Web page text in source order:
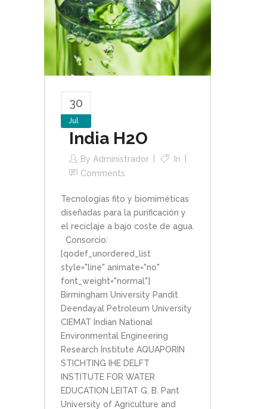
30
Jul
India H2O
By Administrador
In
Comments
Tecnologías fito y biomiméticas
diseñadas para la purificación y
el reciclaje a bajo coste de agua.
Consorcio:
[qodef_unordered_list
style="line" animate="no"
font_weight="normal"]
Birmingham University Pandit
Deendayal Petroleum University
CIEMAT Indian National
Environmental Engineering
Research Institute AQUAPORIN
STICHTING IHE DELFT
INSTITUTE FOR WATER
EDUCATION LEITAT G. B. Pant
University of Agriculture and